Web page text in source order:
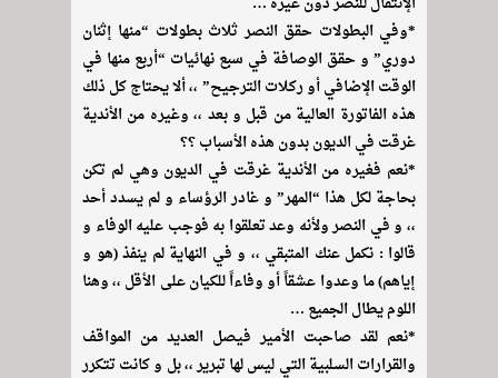
*وفي البطولات حقق النصر ثلاث بطولات “منها إثنان
دوري” و حقق الوصافة في سبع نهائيات “أربع منها في
الوقت الإضافي أو ركلات الترجيح” ،، ألا يحتاج كل ذلك
هذه الفاتورة العالية من قبل و بعد ،، وغيره من الأندية
غرقت في الديون بدون هذه الأسباب ؟؟
*نعم فغيره من الأندية غرقت في الديون وهي لم تكن
بحاجة لكل هذا “المهر” و غادر الرؤساء و لم يسدد أحد
،، و في النصر ولأنه وعد تعلقوا به فوجب عليه الوفاء و
قالوا : نكمل عنك المتبقي ،، و في النهاية لم ينفذ (هو و
إياهم) ما وعدوا عشقاً أو وفاءاً للكيان على الأقل ،، وهنا
اللوم يطال الجميع …
*نعم لقد صاحبت الأمير فيصل العديد من المواقف
والقرارات السلبية التي ليس لها تبرير ،، بل و كانت تتكرر